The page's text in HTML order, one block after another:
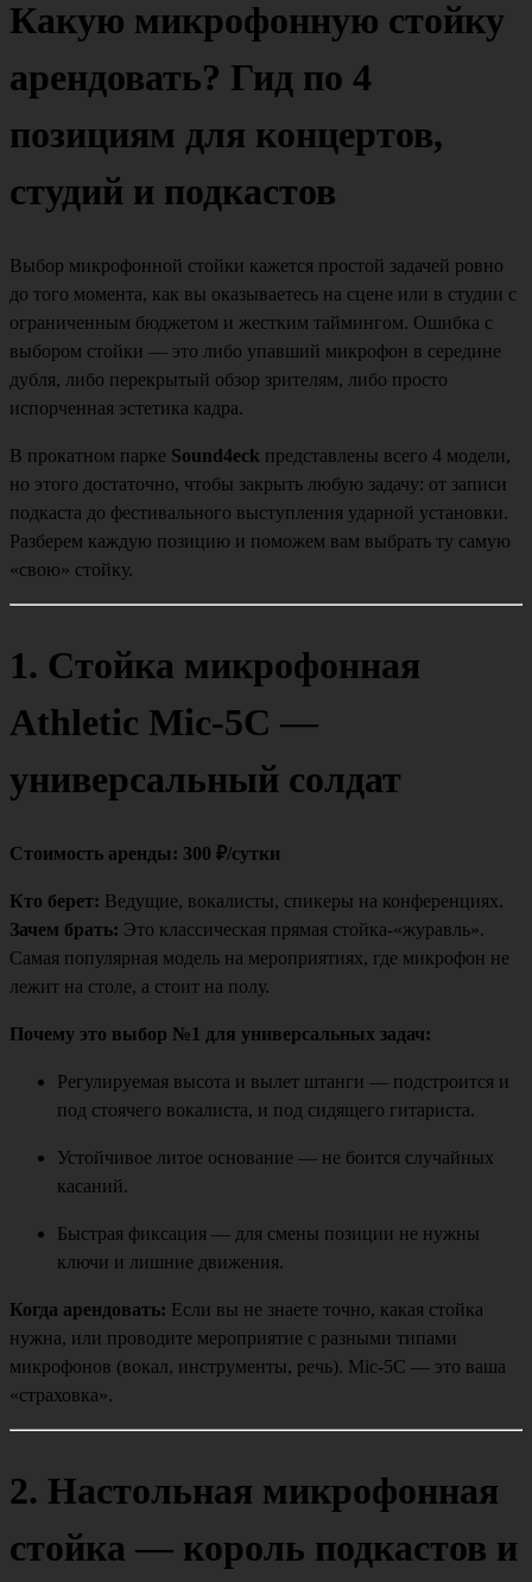
Какую микрофонную стойку
арендовать? Гид по 4
позициям для концертов,
студий и подкастов
Выбор микрофонной стойки кажется простой задачей ровно
до того момента, как вы оказываетесь на сцене или в студии с
ограниченным бюджетом и жестким таймингом. Ошибка с
выбором стойки — это либо упавший микрофон в середине
дубля, либо перекрытый обзор зрителям, либо просто
испорченная эстетика кадра.
В прокатном парке Sound4eck представлены всего 4 модели,
но этого достаточно, чтобы закрыть любую задачу: от записи
подкаста до фестивального выступления ударной установки.
Разберем каждую позицию и поможем вам выбрать ту самую
«свою» стойку.
1. Стойка микрофонная
Athletic Mic-5C —
универсальный солдат
Стоимость аренды: 300 ₽/сутки
Кто берет: Ведущие, вокалисты, спикеры на конференциях.
Зачем брать: Это классическая прямая стойка-«журавль».
Самая популярная модель на мероприятиях, где микрофон не
лежит на столе, а стоит на полу.
Почему это выбор №1 для универсальных задач:
Регулируемая высота и вылет штанги — подстроится и
под стоячего вокалиста, и под сидящего гитариста.
Устойчивое литое основание — не боится случайных
касаний.
Быстрая фиксация — для смены позиции не нужны
ключи и лишние движения.
Когда арендовать: Если вы не знаете точно, какая стойка
нужна, или проводите мероприятие с разными типами
микрофонов (вокал, инструменты, речь). Mic-5C — это ваша
«страховка».
2. Настольная микрофонная
стойка — король подкастов и